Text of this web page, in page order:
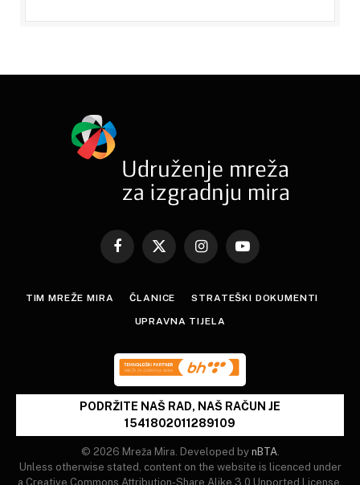
Facebook
X
InstagramYouTube
TIM MREŽE MIRA ČLANICE STRATEŠKI DOKUMENTI
UPRAVNA TIJELA
PODRŽITE NAŠ RAD, NAŠ RAČUN JE
1541802011289109
© 2026 Mreža Mira. Developed by nBTA.
Unless otherwise stated, content on the website is licenced under
a Creative Commons Attribution-Share Alike 3.0 Unported License.